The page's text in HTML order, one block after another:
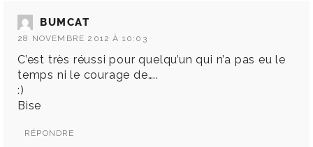
BUMCAT
28 NOVEMBRE 2012 À 10:03
C’est très réussi pour quelqu’un qui n’a pas eu le
temps ni le courage de…..
:)
Bise
RÉPONDRE